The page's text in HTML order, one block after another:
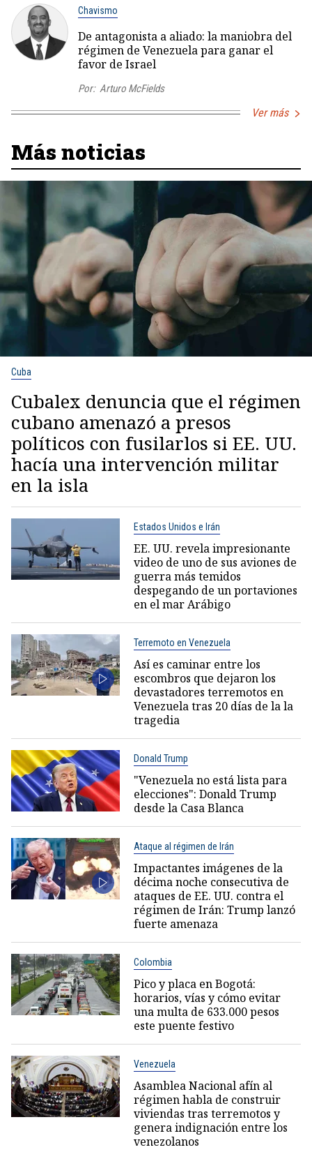
Chavismo
De antagonista a aliado: la maniobra del
régimen de Venezuela para ganar el
favor de Israel
Por: Arturo McFields
Ver más
Más noticias
Cuba
Cubalex denuncia que el régimen
cubano amenazó a presos
políticos con fusilarlos si EE. UU.
hacía una intervención militar
en la isla
Estados Unidos e Irán
EE. UU. revela impresionante
video de uno de sus aviones de
guerra más temidos
despegando de un portaviones
en el mar Arábigo
Terremoto en Venezuela
Así es caminar entre los
escombros que dejaron los
devastadores terremotos en
Venezuela tras 20 días de la la
tragedia
Donald Trump
"Venezuela no está lista para
elecciones": Donald Trump
desde la Casa Blanca
Ataque al régimen de Irán
Impactantes imágenes de la
décima noche consecutiva de
ataques de EE. UU. contra el
régimen de Irán: Trump lanzó
fuerte amenaza
Colombia
Pico y placa en Bogotá:
horarios, vías y cómo evitar
una multa de 633.000 pesos
este puente festivo
Venezuela
Asamblea Nacional afín al
régimen habla de construir
viviendas tras terremotos y
genera indignación entre los
venezolanos